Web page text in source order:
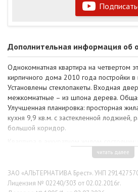
Дополнительная информация об
Однокомнатная квартира на четвертом
кирпичного дома 2010 года постройки
Установлены стеклопакеты. Входная
межкомнатные – из шпона дерева.
Улучшенная планировка: просторная
кухня 9,9 кв.м. с застекленной лоджией,
большой коридор.
краской, полы – ламинат, в кухне –
имеется необходимая сантехника,
предусмотрена газовая колонка.
читать далее
ЗАО «АЛЬТЕРНАТИВА Брест». УНП
Лицензия № 02240/303 от 02.02.2016г.